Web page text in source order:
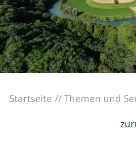
Startseite Themen und